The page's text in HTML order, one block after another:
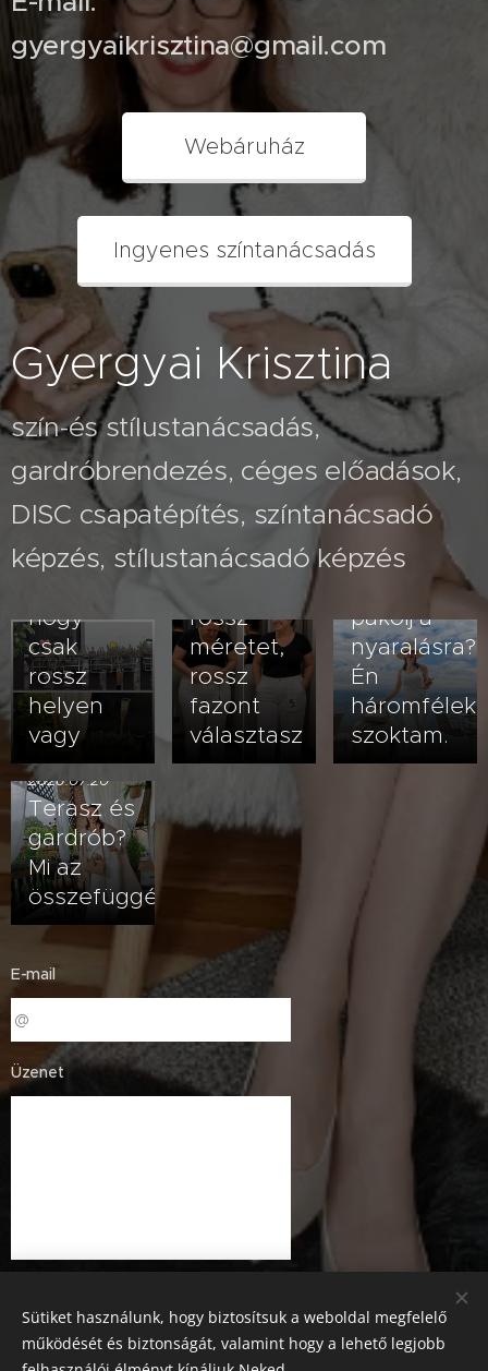
gyergyaikrisztina@gmail.com
Webáruház
Ingyenes színtanácsadás
Gyergyai Krisztina
szín-és stílustanácsadás,
gardróbrendezés, céges előadások,
DISC csapatépítés, színtanácsadó
képzés, stílustanácsadó képzés
2026.08.03
Nem
veled van
hogy
csak
rossz
helyen
vagy
2026.07.26
A fehér
nadrág
kövérít –
rossz
méretet,
rossz
fazont
választasz
2026.07.23
Hogyan
pakolj a
nyaralásra?
Én
szoktam.
2026.07.20
Terasz és
gardrób?
Mi az
összefüggés?
E-mail
Üzenet
Sütiket használunk, hogy biztosítsuk a weboldal megfelelő
működését és biztonságát, valamint hogy a lehető legjobb